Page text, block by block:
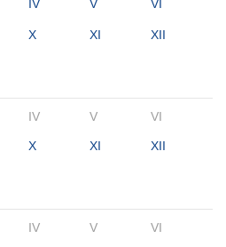
IV V VI
X XI XII
IV V VI
X XI XII
IV V
VI